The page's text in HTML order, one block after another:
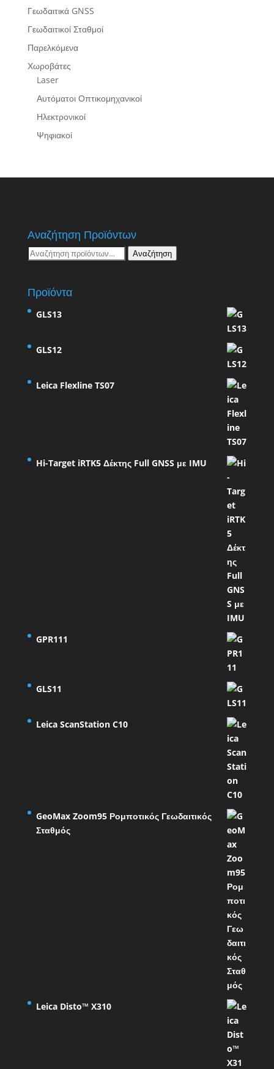
Γεωδαιτικά GNSS
Γεωδαιτικοί Σταθμοί
Παρελκόμενα
Χωροβάτες
Laser
Αυτόματοι Οπτικομηχανικοί
Ηλεκτρονικοί
Ψηφιακοί
Αναζήτηση Προϊόντων
Αναζήτηση
Αναζήτηση
Προϊόντα
GLS13
GLS12
Leica Flexline TS07
Hi-Target iRTK5 Δέκτης Full GNSS με IMU
GPR111
GLS11
Leica ScanStation C10
GeoMax Zoom95 Ρομποτικός Γεωδαιτικός
Σταθμός
Leica Disto™ X310